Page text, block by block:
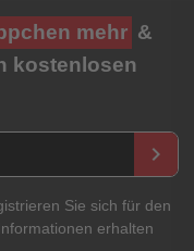
mehr &
kostenlosen
keyboard_arrow_right
Sie sich für den
erhalten